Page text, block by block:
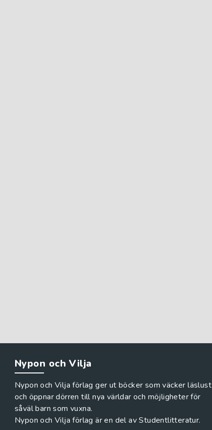
Nypon och Vilja
Nypon och Vilja förlag ger ut böcker som väcker läslust
och öppnar dörren till nya världar och möjligheter för
såväl barn som vuxna.
Nypon och Vilja förlag är en del av Studentlitteratur.